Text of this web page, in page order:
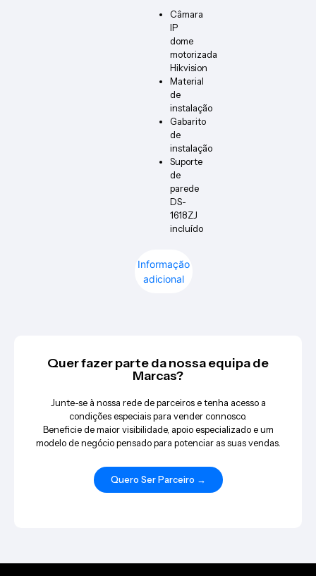
Informação
adicional
Câmara
IP
dome
motorizada
Hikvision
Material
de
instalação
Gabarito
de
instalação
Suporte
de
parede
DS-
1618ZJ
incluído
Quer fazer parte da nossa equipa de
Marcas?
Junte-se à nossa rede de parceiros e tenha acesso a
condições especiais para vender connosco.
Beneficie de maior visibilidade, apoio especializado e um
modelo de negócio pensado para potenciar as suas vendas.
Quero Ser Parceiro →